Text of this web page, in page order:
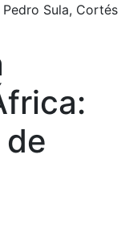
Pedro Sula, Cortés